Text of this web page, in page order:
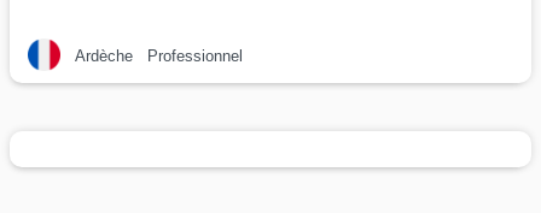
Ardèche Professionnel